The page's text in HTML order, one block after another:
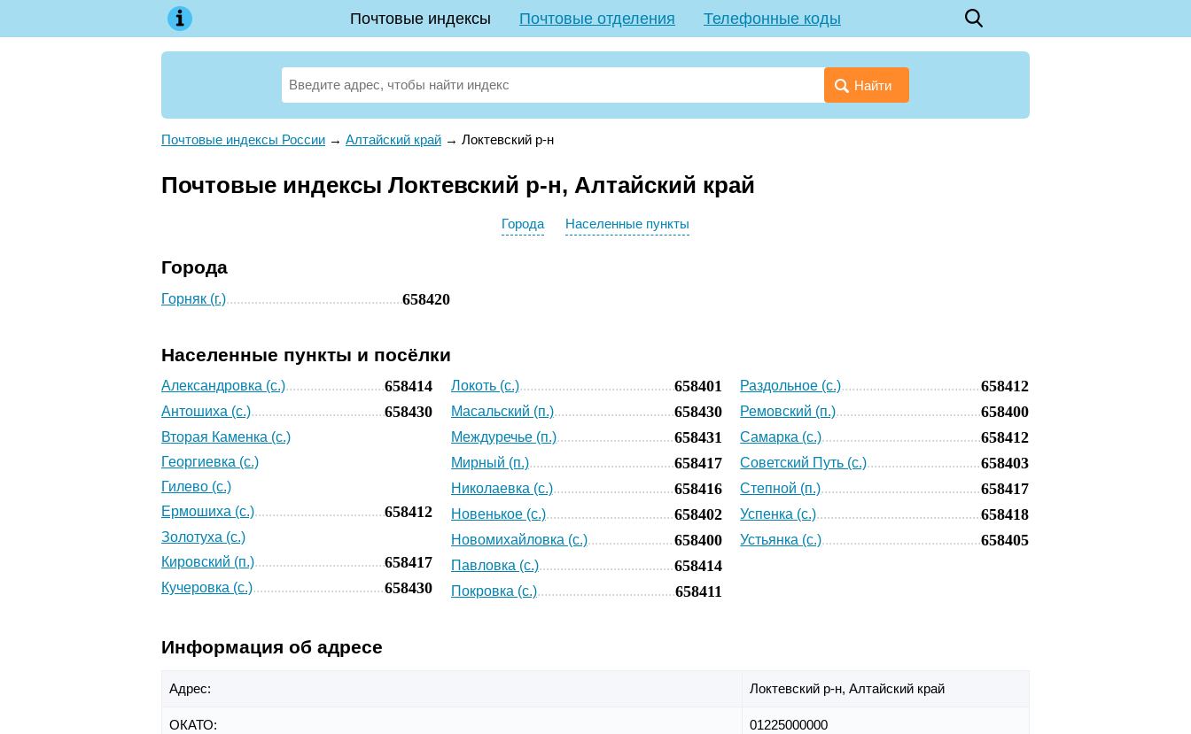
Почтовые индексы Почтовые отделения Телефонные коды
Найти
Почтовые индексы России → Алтайский край → Локтевский р-н
Почтовые индексы Локтевский р-н, Алтайский край
Города Населенные пункты
Города
Горняк (г.) 658420
Населенные пункты и посёлки
Александровка (с.) 658414
Антошиха (с.) 658430
Вторая Каменка (с.)
Георгиевка (с.)
Гилево (с.)
Ермошиха (с.)
658412
Золотуха (с.)
Кировский (п.)
658417
Кучеровка (с.) 658430
Локоть (с.) 658401
Масальский (п.) 658430
Междуречье (п.) 658431
Мирный (п.) 658417
Николаевка (с.) 658416
Новенькое (с.) 658402
Новомихайловка (с.) 658400
Павловка (с.) 658414
Покровка (с.) 658411
Раздольное (с.) 658412
Ремовский (п.) 658400
Самарка (с.) 658412
Советский Путь (с.) 658403
Степной (п.) 658417
Успенка (с.) 658418
Устьянка (с.) 658405
Информация об адресе
Адрес: Локтевский р-н, Алтайский край
ОКАТО: 01225000000